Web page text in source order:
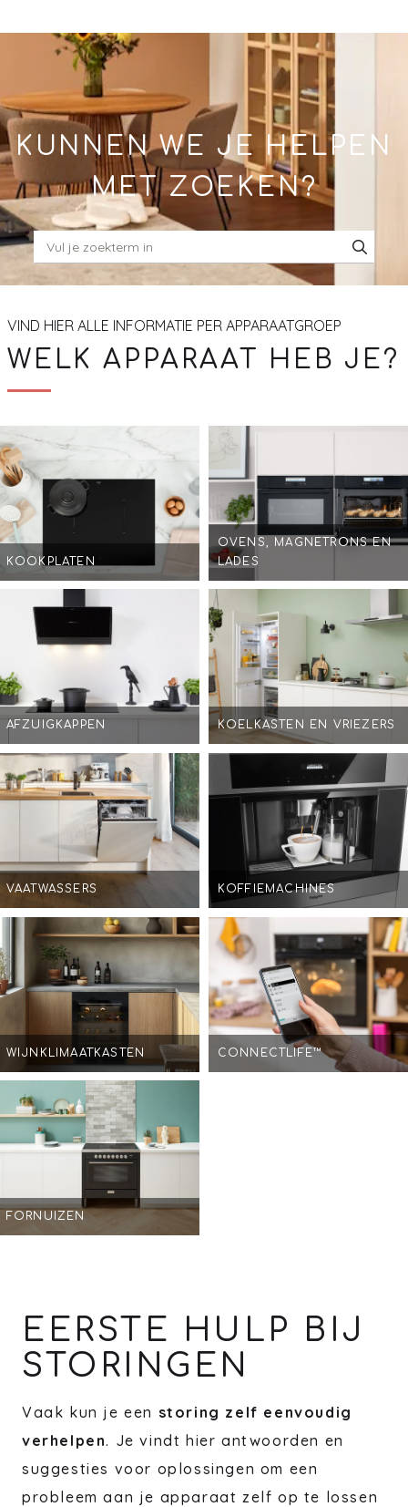
to
KUNNEN WE JE HELPEN
MET ZOEKEN?
VIND HIER ALLE INFORMATIE PER APPARAATGROEP
WELK APPARAAT HEB JE?
KOOKPLATEN
OVENS, MAGNETRONS EN
LADES
AFZUIGKAPPEN KOELKASTEN EN VRIEZERS
VAATWASSERS KOFFIEMACHINES
WIJNKLIMAATKASTEN CONNECTLIFE™
FORNUIZEN
EERSTE HULP BIJ
STORINGEN
Vaak kun je een storing zelf eenvoudig
verhelpen. Je vindt hier antwoorden en
suggesties voor oplossingen om een
probleem aan je apparaat zelf op te lossen